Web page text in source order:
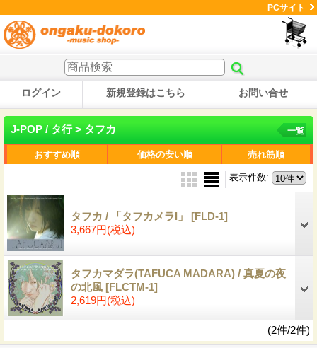
PCサイト
ログイン 新規登録はこちら お問い合せ
J-POP / タ行 > タフカ 一覧
おすすめ順 価格の安い順 売れ筋順
表示件数:
タフカ / 「タフカメラI」 [FLD-1]
3,667円(税込)
タフカマダラ(TAFUCA MADARA) / 真夏の夜
の北風 [FLCTM-1]
2,619円(税込)
(2件/2件)